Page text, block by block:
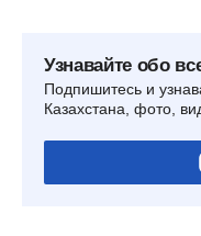
Узнавайте обо
Подпишитесь и
Казахстана, фото,